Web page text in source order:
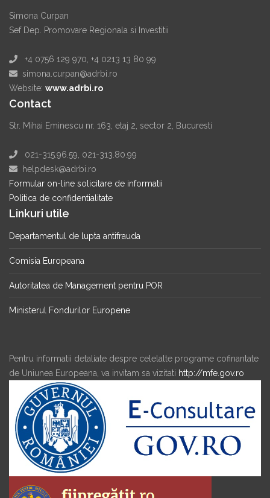
Simona Curpan
Sef Dep. Promovare Regionala si Investitii
+4 0756 129 970, +4 0213 13 80 99
simona.curpan@adrbi.ro
Website: www.adrbi.ro
Contact
Str. Mihai Eminescu nr. 163, etaj 2, sector 2, Bucuresti
021-315.96.59, 021-313.80.99
helpdesk@adrbi.ro
Formular on-line solicitare de informatii
Politica de confidentialitate
Linkuri utile
Departamentul de lupta antifrauda
Comisia Europeana
Autoritatea de Management pentru POR
Ministerul Fondurilor Europene
Pentru informatii detaliate despre celelalte programe cofinantate
de Uniunea Europeana, va invitam sa vizitati http://mfe.gov.ro